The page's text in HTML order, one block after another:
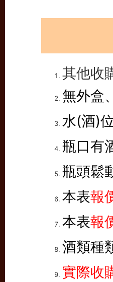
其他收
無外盒
水(酒)
瓶口有
瓶頭鬆
本表報
本表報
酒類種
實際收